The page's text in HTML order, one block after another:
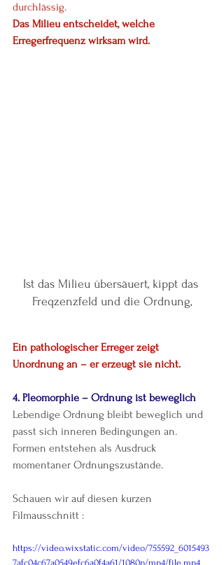
durchlässig.
Das Milieu entscheidet, welche
Erregerfrequenz wirksam wird.
Ist das Milieu übersäuert, kippt das
Freqzenzfeld und die Ordnung,
Ein pathologischer Erreger zeigt
Unordnung an – er erzeugt sie nicht.
4. Pleomorphie – Ordnung ist beweglich
Lebendige Ordnung bleibt beweglich und
passt sich inneren Bedingungen an.
Formen entstehen als Ausdruck
momentaner Ordnungszustände.
Schauen wir auf diesen kurzen
Filmausschnitt :
https://video.wixstatic.com/video/755592_6015493
7afc04c67a0549efc6a0f4a61/1080p/mp4/file.mp4